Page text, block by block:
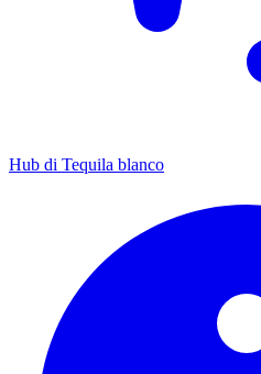
Hub di Tequila blanco